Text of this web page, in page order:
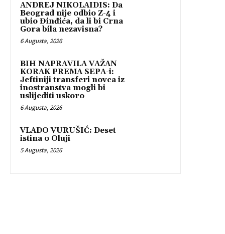
ANDREJ NIKOLAIDIS: Da
Beograd nije odbio Z-4 i
ubio Đinđića, da li bi Crna
Gora bila nezavisna?
6 Augusta, 2026
BIH NAPRAVILA VAŽAN
KORAK PREMA SEPA-i:
Jeftiniji transferi novca iz
inostranstva mogli bi
uslijediti uskoro
6 Augusta, 2026
VLADO VURUŠIĆ: Deset
istina o Oluji
5 Augusta, 2026